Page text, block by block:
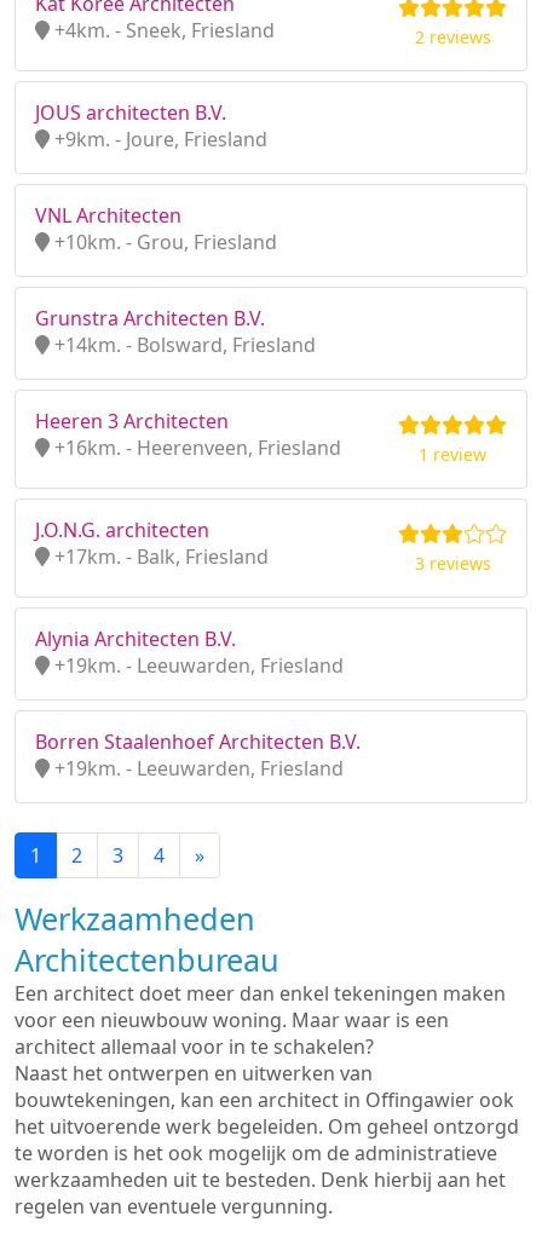
+4km. - Sneek, Friesland
2 reviews
JOUS architecten B.V.
+9km. - Joure, Friesland
VNL Architecten
+10km. - Grou, Friesland
Grunstra Architecten B.V.
+14km. - Bolsward, Friesland
Heeren 3 Architecten
+16km. - Heerenveen, Friesland
1 review
J.O.N.G. architecten
+17km. - Balk, Friesland
3 reviews
Alynia Architecten B.V.
+19km. - Leeuwarden, Friesland
Borren Staalenhoef Architecten B.V.
+19km. - Leeuwarden, Friesland
1 2 3 4 »
Werkzaamheden
Architectenbureau
Een architect doet meer dan enkel tekeningen maken
voor een nieuwbouw woning. Maar waar is een
architect allemaal voor in te schakelen?
Naast het ontwerpen en uitwerken van
bouwtekeningen, kan een architect in Offingawier ook
het uitvoerende werk begeleiden. Om geheel ontzorgd
te worden is het ook mogelijk om de administratieve
werkzaamheden uit te besteden. Denk hierbij aan het
regelen van eventuele vergunning.